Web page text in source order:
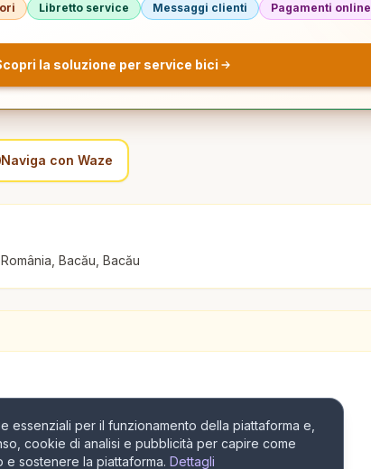
essenziali per il funzionamento della piattaforma e,
cookie di analisi e pubblicità per capire come
e sostenere la piattaforma. Dettagli
Libretto service Messaggi clienti
Pagamenti online
la soluzione per service bici
Naviga con Waze
Bacău, Bacău